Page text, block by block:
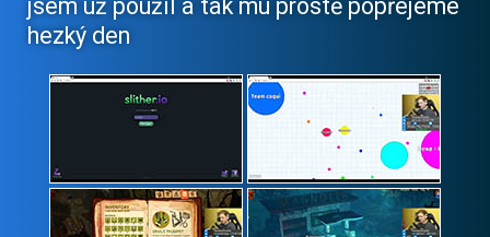
jsem už použil a tak mu prostě popřejeme
hezký den